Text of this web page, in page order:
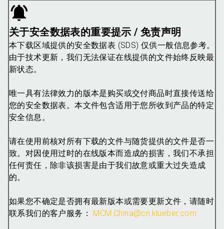
关于安全数据表的重要提示 / 免责声明
本下载区域提供的安全数据表 (SDS) 仅供一般信息参考。
由于技术更新，我们无法保证在线提供的文件始终反映最
新状态。
唯一具有法律效力的版本是购买或交付商品时直接传送给
您的安全数据表。本文件包含适用于您所收到产品的特定
安全信息。
请在使用前核对所有下载的文件与随货提供的文件是否一
致。对因使用过时的在线版本而造成的损害，我们不承担
任何责任，除非该损害是由于我们故意或重大过失造成
的。
如果您不确定是否拥有最新版本或需要更新文件，请随时
联系我们的客户服务： MCM.China@cn.klueber.com